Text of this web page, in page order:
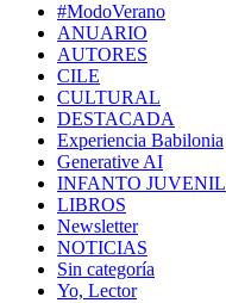
#ModoVerano
ANUARIO
AUTORES
CILE
CULTURAL
DESTACADA
Experiencia Babilonia
Generative AI
INFANTO JUVENIL
LIBROS
Newsletter
NOTICIAS
Sin categoría
Yo, Lector